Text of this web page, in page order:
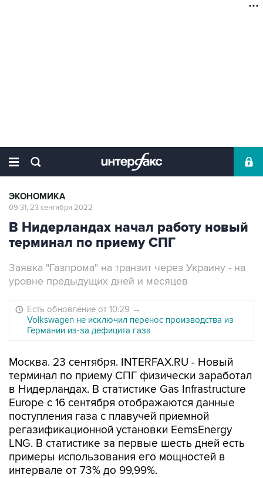
ЭКОНОМИКА
09:31, 23 сентября 2022
В Нидерландах начал работу новый
терминал по приему СПГ
Заявка "Газпрома" на транзит через Украину - на
уровне предыдущих дней и месяцев
Есть обновление от 10:29 →
Volkswagen не исключил перенос производства из
Германии из-за дефицита газа
Москва. 23 сентября. INTERFAX.RU - Новый
терминал по приему СПГ физически заработал
в Нидерландах. В статистике Gas Infrastructure
Europe с 16 сентября отображаются данные
поступления газа с плавучей приемной
регазификационной установки EemsEnergy
LNG. В статистике за первые шесть дней есть
примеры использования его мощностей в
интервале от 73% до 99,99%.